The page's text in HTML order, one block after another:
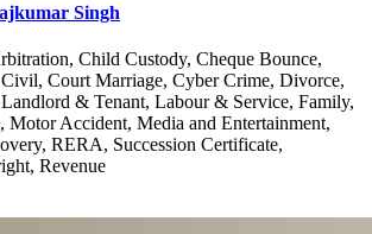
Singh
Child Custody, Cheque Bounce,
Court Marriage, Cyber Crime, Divorce,
& Tenant, Labour & Service, Family,
Motor Accident, Media and Entertainment,
RERA, Succession Certificate,
Revenue